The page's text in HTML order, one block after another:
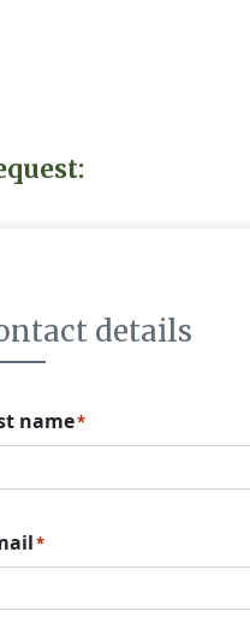
details
name*
*